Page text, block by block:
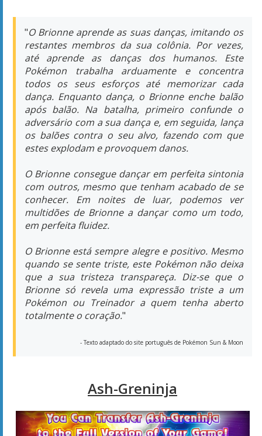
os balões contra o seu alvo, fazendo com que
estes explodam e provoquem danos.
O Brionne consegue dançar em perfeita sintonia
com outros, mesmo que tenham acabado de se
conhecer. Em noites de luar, podemos ver
multidões de Brionne a dançar como um todo,
em perfeita fluidez.
O Brionne está sempre alegre e positivo. Mesmo
que a sua tristeza transpareça. Diz-se que o
Brionne só revela uma expressão triste a um
Pokémon ou Treinador a quem tenha aberto
totalmente o coração."
Ash-Greninja